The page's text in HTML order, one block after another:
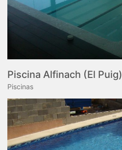
Piscina Alfinach (El Puig)
Piscinas